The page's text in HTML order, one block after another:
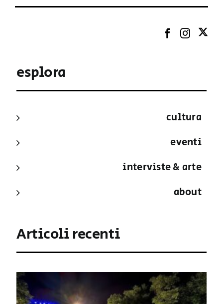
esplora
cultura
eventi
interviste & arte
about
Articoli recenti